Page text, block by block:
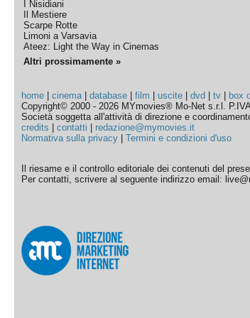
I Nisidiani
Il Mestiere
Scarpe Rotte
Limoni a Varsavia
Ateez: Light the Way in Cinemas
Altri prossimamente »
home |cinema|database |film |uscite |dvd |tv box
Copyright© 2000 - 2026 MYmovies® Mo-Net s.r.l.
Società soggetta all'attività di direzione e
credits |contatti
redazione@mymovies.it
Normativa sulla privacy |Termini e condizioni d'uso
Il riesame e il controllo editoriale dei contenuti del
Per contatti, scrivere al seguente indirizzo email: